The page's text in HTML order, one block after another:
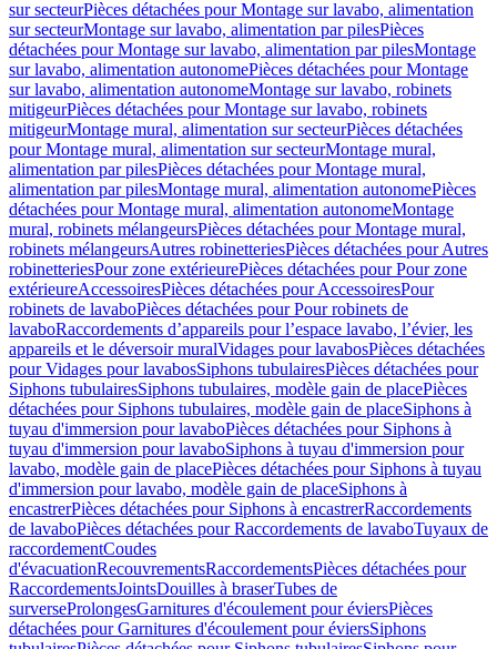
sur secteurPièces détachées pour Montage sur lavabo, alimentation
sur secteurMontage sur lavabo, alimentation par pilesPièces
détachées pour Montage sur lavabo, alimentation par pilesMontage
sur lavabo, alimentation autonomePièces détachées pour Montage
sur lavabo, alimentation autonomeMontage sur lavabo, robinets
mitigeurPièces détachées pour Montage sur lavabo, robinets
mitigeurMontage mural, alimentation sur secteurPièces détachées
pour Montage mural, alimentation sur secteurMontage mural,
alimentation par pilesPièces détachées pour Montage mural,
alimentation par pilesMontage mural, alimentation autonomePièces
détachées pour Montage mural, alimentation autonomeMontage
mural, robinets mélangeursPièces détachées pour Montage mural,
robinets mélangeursAutres robinetteriesPièces détachées pour Autres
robinetteriesPour zone extérieurePièces détachées pour Pour zone
extérieureAccessoiresPièces détachées pour AccessoiresPour
robinets de lavaboPièces détachées pour Pour robinets de
lavaboRaccordements d’appareils pour l’espace lavabo, l’évier, les
appareils et le déversoir muralVidages pour lavabosPièces détachées
pour Vidages pour lavabosSiphons tubulairesPièces détachées pour
Siphons tubulairesSiphons tubulaires, modèle gain de placePièces
détachées pour Siphons tubulaires, modèle gain de placeSiphons à
tuyau d'immersion pour lavaboPièces détachées pour Siphons à
tuyau d'immersion pour lavaboSiphons à tuyau d'immersion pour
lavabo, modèle gain de placePièces détachées pour Siphons à tuyau
d'immersion pour lavabo, modèle gain de placeSiphons à
encastrerPièces détachées pour Siphons à encastrerRaccordements
de lavaboPièces détachées pour Raccordements de lavaboTuyaux de
raccordementCoudes
d'évacuationRecouvrementsRaccordementsPièces détachées pour
RaccordementsJointsDouilles à braserTubes de
surverseProlongesGarnitures d'écoulement pour éviersPièces
détachées pour Garnitures d'écoulement pour éviersSiphons